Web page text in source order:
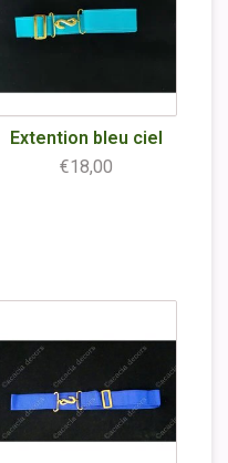
Extention bleu ciel
€18,00